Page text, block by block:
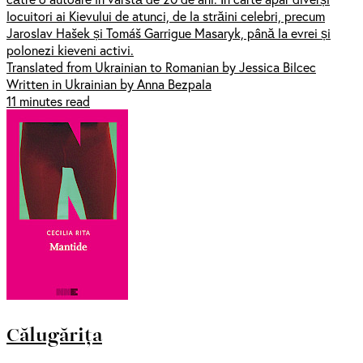
locuitori ai Kievului de atunci, de la străini celebri, precum
Jaroslav Hašek și Tomáš Garrigue Masaryk, până la evrei și
polonezi kieveni activi.
Translated from Ukrainian to Romanian by Jessica Bilcec
Written in Ukrainian by Anna Bezpala
11 minutes read
Călugărița